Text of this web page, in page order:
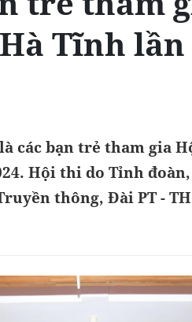
Tĩnh
các bạn trẻ tham gia
Hội thi do Tỉnh đoàn,
thông, Đài PT -